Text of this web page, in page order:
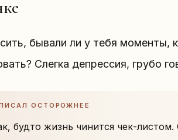
бывали ли у тебя моменты,
Слегка депрессия, грубо
ОСТОРОЖНЕЕ
будто жизнь чинится чек-